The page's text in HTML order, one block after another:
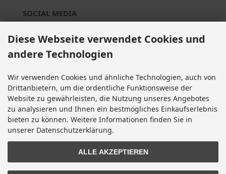
SOCIAL MEDIA
entsprechen dem bisherigen Preis bei Motorradteile & Motorrad Ersatzteile.
Motorradteile & Motorrad Ersatzteile © 2026 | Template © 2009-2026 by modified
eCommerce Shopsoftware
mod ified eCommerce Shopsoftware © 2009-2026
Diese Webseite verwendet Cookies und
andere Technologien
Wir verwenden Cookies und ähnliche Technologien, auch von
Drittanbietern, um die ordentliche Funktionsweise der
Website zu gewährleisten, die Nutzung unseres Angebotes
zu analysieren und Ihnen ein bestmögliches Einkaufserlebnis
bieten zu können. Weitere Informationen finden Sie in
unserer Datenschutzerklärung.
ALLE AKZEPTIEREN